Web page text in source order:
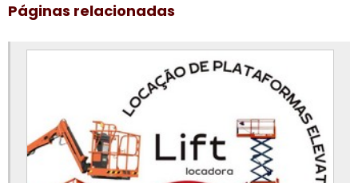
Curso de plataforma elevatória valor
Empresa de aluguel de plataforma elevatória
Empresa de plataforma elevatória
Locação de plataforma aérea
Locação de plataforma de elevação
Locação de plataforma elevatória
Páginas relacionadas